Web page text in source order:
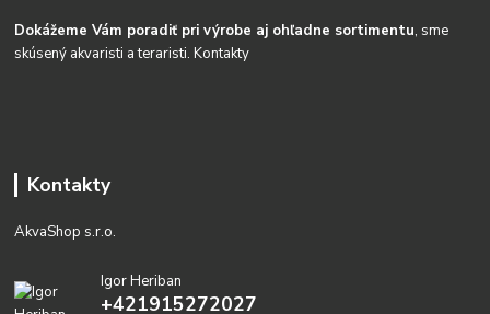
Dokážeme Vám poradiť pri výrobe aj ohľadne sortimentu, sme
skúsený akvaristi a teraristi.Kontakty
Kontakty
AkvaShop s.r.o.
Igor Heriban
+421915272027